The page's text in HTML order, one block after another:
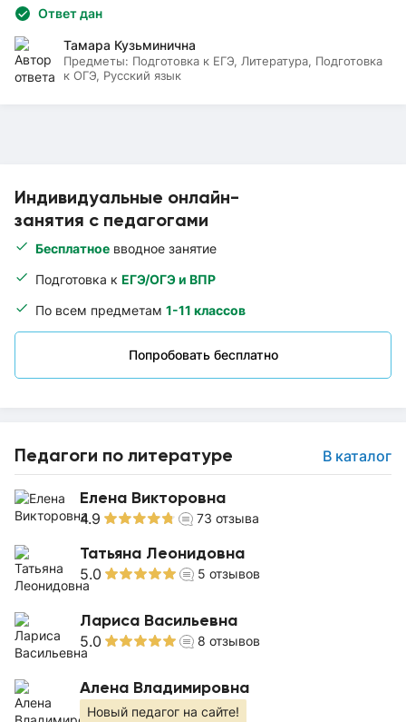
Индивидуальные онлайн-
занятия с педагогами
Бесплатное вводное занятие
Подготовка к ЕГЭ/ОГЭ и ВПР
По всем предметам 1-11 классов
Попробовать бесплатно
Педагоги по литературе В каталог
Елена Викторовна
4.9 73 отзыва
Татьяна Леонидовна
5.0 5 отзывов
Лариса Васильевна
5.0 8 отзывов
Алена Владимировна
Новый педагог на сайте!
Ответ дан
Тамара Кузьминична
Предметы: Подготовка к ЕГЭ, Литература, Подготовка
к ОГЭ, Русский язык